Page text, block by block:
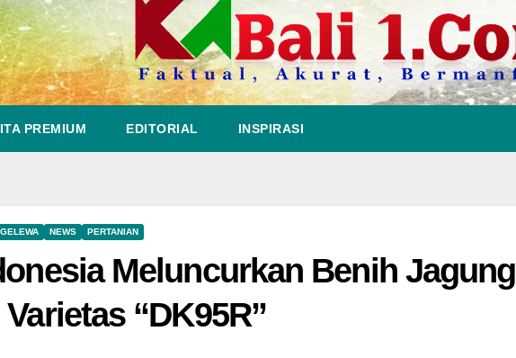
PREMIUM EDITORIAL INSPIRASI
NEWS PERTANIAN
Meluncurkan Benih Jagung
“DK95R”